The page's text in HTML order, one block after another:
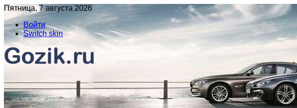
Пятница, 7 августа 2026
Войти
Switch skin